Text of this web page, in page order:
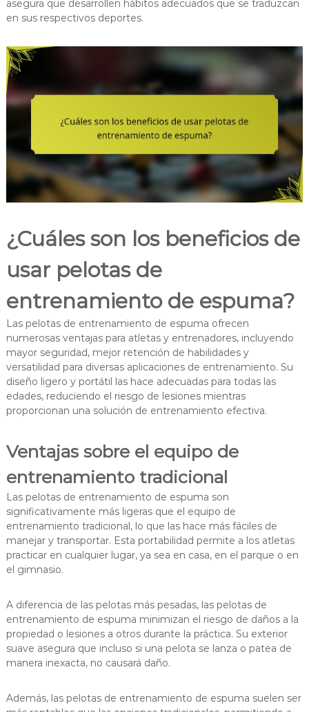
asegura que desarrollen hábitos adecuados que se traduzcan
en sus respectivos deportes.
¿Cuáles son los beneficios de
usar pelotas de
entrenamiento de espuma?
Las pelotas de entrenamiento de espuma ofrecen
numerosas ventajas para atletas y entrenadores, incluyendo
mayor seguridad, mejor retención de habilidades y
versatilidad para diversas aplicaciones de entrenamiento. Su
diseño ligero y portátil las hace adecuadas para todas las
edades, reduciendo el riesgo de lesiones mientras
proporcionan una solución de entrenamiento efectiva.
Ventajas sobre el equipo de
entrenamiento tradicional
Las pelotas de entrenamiento de espuma son
significativamente más ligeras que el equipo de
entrenamiento tradicional, lo que las hace más fáciles de
manejar y transportar. Esta portabilidad permite a los atletas
practicar en cualquier lugar, ya sea en casa, en el parque o en
el gimnasio.
A diferencia de las pelotas más pesadas, las pelotas de
entrenamiento de espuma minimizan el riesgo de daños a la
propiedad o lesiones a otros durante la práctica. Su exterior
suave asegura que incluso si una pelota se lanza o patea de
manera inexacta, no causará daño.
Además, las pelotas de entrenamiento de espuma suelen ser